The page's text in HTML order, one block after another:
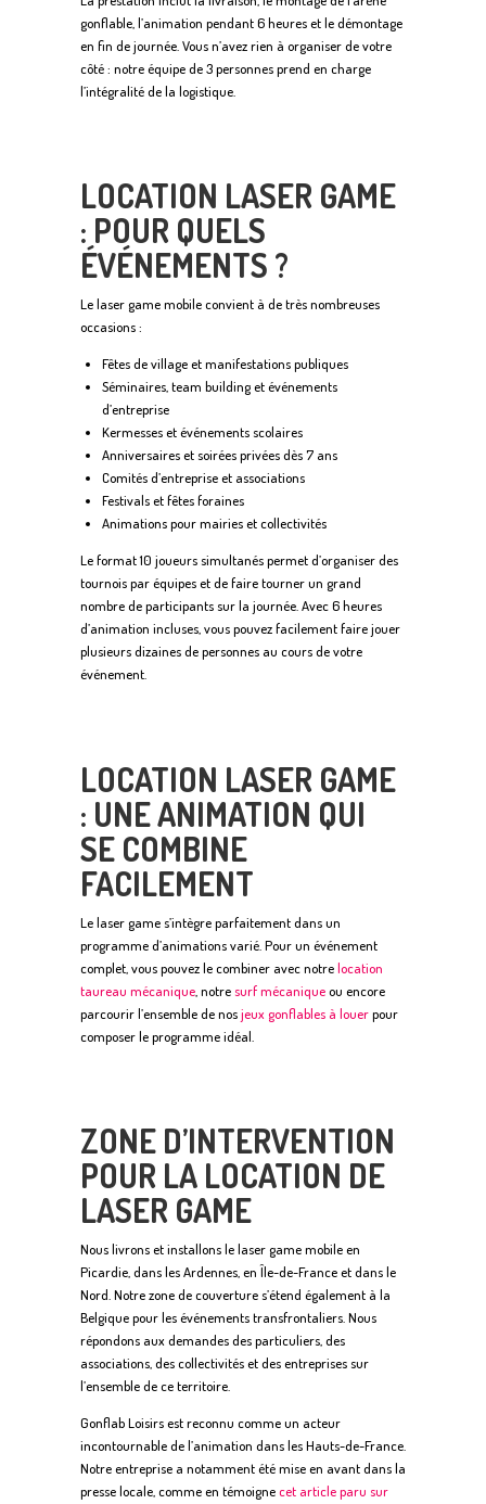
gonflable, l’animation pendant 6 heures et le démontage
en fin de journée. Vous n’avez rien à organiser de votre
côté : notre équipe de 3 personnes prend en charge
l’intégralité de la logistique.
LOCATION LASER GAME
: POUR QUELS
ÉVÉNEMENTS ?
Le laser game mobile convient à de très nombreuses
occasions :
Fêtes de village et manifestations publiques
Séminaires, team building et événements
d’entreprise
Kermesses et événements scolaires
Anniversaires et soirées privées dès 7 ans
Comités d’entreprise et associations
Festivals et fêtes foraines
Animations pour mairies et collectivités
Le format 10 joueurs simultanés permet d’organiser des
tournois par équipes et de faire tourner un grand
nombre de participants sur la journée. Avec 6 heures
d’animation incluses, vous pouvez facilement faire jouer
plusieurs dizaines de personnes au cours de votre
événement.
LOCATION LASER GAME
: UNE ANIMATION QUI
SE COMBINE
FACILEMENT
Le laser game s’intègre parfaitement dans un
programme d’animations varié. Pour un événement
complet, vous pouvez le combiner avec notrelocation
taureau mécanique , notre surf mécaniqueou encore
parcourir l’ensemble de nosjeux gonflables à louerpour
composer le programme idéal.
ZONE D’INTERVENTION
POUR LA LOCATION DE
LASER GAME
Nous livrons et installons le laser game mobile en
Picardie, dans les Ardennes, en Île-de-France et dans le
Nord. Notre zone de couverture s’étend également à la
Belgique pour les événements transfrontaliers. Nous
répondons aux demandes des particuliers, des
associations, des collectivités et des entreprises sur
l’ensemble de ce territoire.
Gonflab Loisirs est reconnu comme un acteur
incontournable de l’animation dans les Hauts-de-France.
Notre entreprise a notamment été mise en avant dans la
presse locale, comme en témoignecet article paru sur